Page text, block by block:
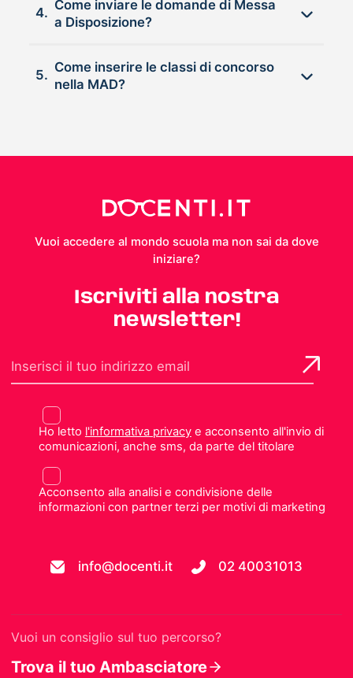
4.
Come inviare le domande di Messa
a Disposizione?
5.
Come inserire le classi di concorso
nella MAD?
Vuoi accedere al mondo scuola ma non sai da dove
iniziare?
Iscriviti alla nostra
newsletter!
Ho letto l'informativa privacye acconsento all'invio di
comunicazioni, anche sms, da parte del titolare
Acconsento alla analisi e condivisione delle
informazioni con partner terzi per motivi di marketing
info@docenti.it 02 40031013
Vuoi un consiglio sul tuo percorso?
Trova il tuo Ambasciatore